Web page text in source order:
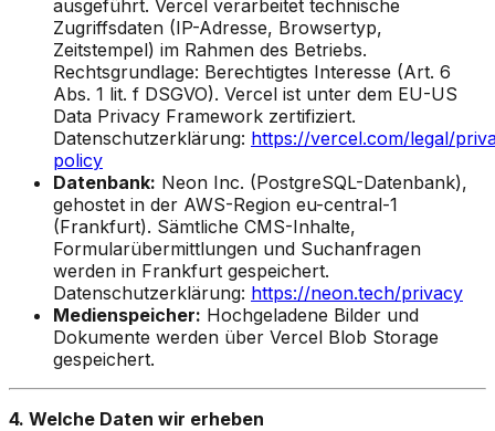
ausgeführt. Vercel verarbeitet technische
Zugriffsdaten (IP-Adresse, Browsertyp,
Zeitstempel) im Rahmen des Betriebs.
Rechtsgrundlage: Berechtigtes Interesse (Art. 6
Abs. 1 lit. f DSGVO). Vercel ist unter dem EU-US
Data Privacy Framework zertifiziert.
Datenschutzerklärung: https://vercel.com/legal/
policy
Datenbank: Neon Inc. (PostgreSQL-Datenbank),
gehostet in der AWS-Region eu-central-1
(Frankfurt). Sämtliche CMS-Inhalte,
Formularübermittlungen und Suchanfragen
werden in Frankfurt gespeichert.
Datenschutzerklärung: https://neon.tech/privacy
Medienspeicher: Hochgeladene Bilder und
Dokumente werden über Vercel Blob Storage
gespeichert.
4. Welche Daten wir erheben